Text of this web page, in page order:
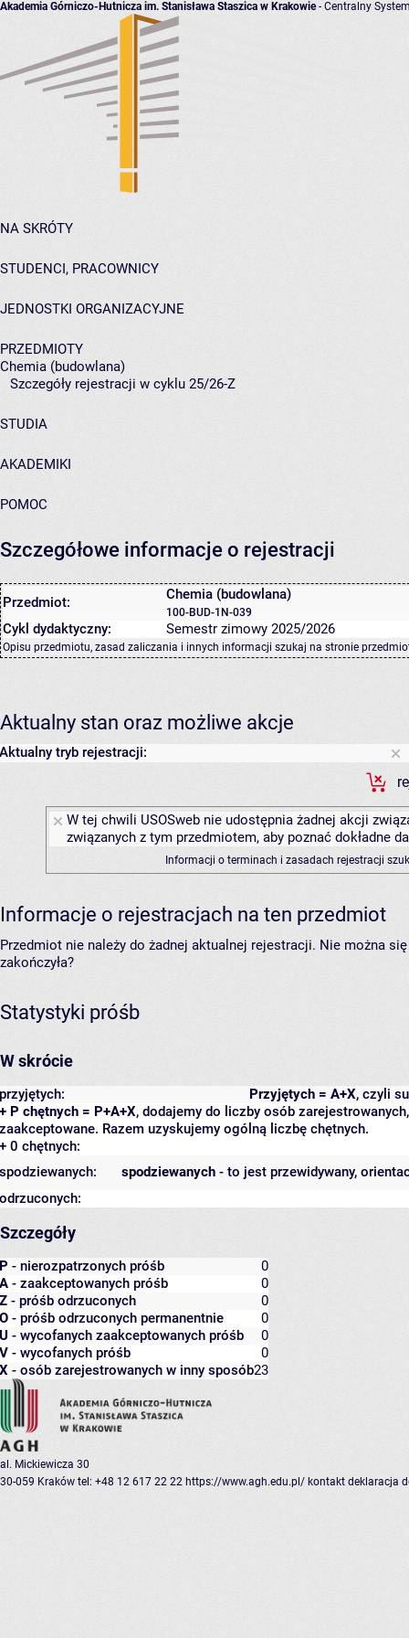
Akademia Górniczo-Hutnicza im. Stanisława Staszica w Krakowie- Centralny
NA SKRÓTY
STUDENCI, PRACOWNICY
JEDNOSTKI ORGANIZACYJNE
PRZEDMIOTY
Chemia (budowlana)
Szczegóły rejestracji w cyklu 25/26-Z
STUDIA
AKADEMIKI
POMOC
Szczegółowe informacje o rejestracji
Przedmiot: Chemia (budowlana)
100-BUD-1N-039
Cykl dydaktyczny: Semestr zimowy 2025/2026
Opisu przedmiotu, zasad zaliczania i innych informacji szukaj na stronie
Aktualny stan oraz możliwe akcje
Aktualny tryb rejestracji:
W tej chwili USOSweb nie udostępnia żadnej akcji
związanych z tym przedmiotem, aby poznać dokładne
Informacji o terminach i zasadach rejestracji
Informacje o rejestracjach na ten przedmiot
Przedmiot nie należy do żadnej aktualnej rejestracji. Nie można
zakończyła?
Statystyki próśb
W skrócie
Przyjętych = A+X, czyli
przyjętych:
+ P chętnych = P+A+X, dodajemy do liczby osób
zaakceptowane. Razem uzyskujemy ogólną liczbę chętnych.
+ 0 chętnych:
spodziewanych - to jest przewidywany,
spodziewanych:
odrzuconych:
Szczegóły
P - nierozpatrzonych próśb
0
A - zaakceptowanych próśb
0
Z - próśb odrzuconych
0
O - próśb odrzuconych permanentnie
0
U - wycofanych zaakceptowanych próśb
0
V - wycofanych próśb
0
X - osób zarejestrowanych w inny sposób23
al. Mickiewicza 30
30-059 Kraków tel: +48 12 617 22 22 https://www.agh.edu.pl/ kontakt deklaracja